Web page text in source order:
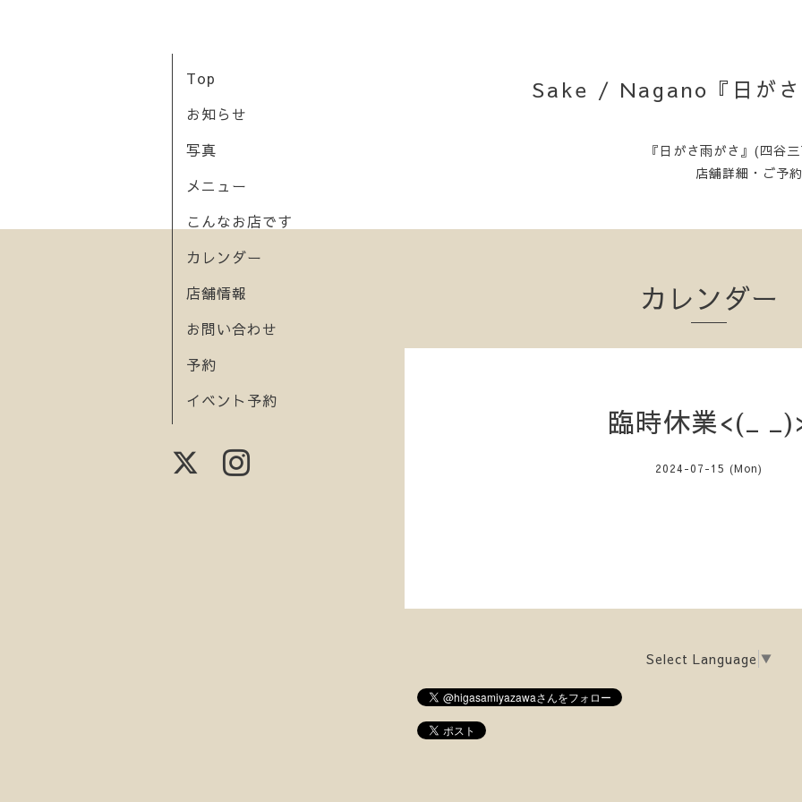
Sake / Nagano『日がさ
『日がさ雨がさ』(四谷
店舗詳細・ご予
Top
お知らせ
写真
メニュー
こんなお店です
カレンダー
店舗情報
お問い合わせ
予約
イベント予約
カレンダー
臨時休業<(_
2024-07-15 (Mon)
Select Language ▼